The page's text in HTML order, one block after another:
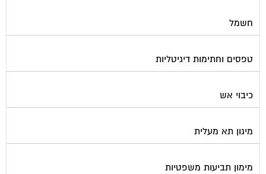
חשמל
טפסים וחתימות דיגיטליות
כיבוי אש
מיגון תא מעלית
מימון תביעות משפטיות